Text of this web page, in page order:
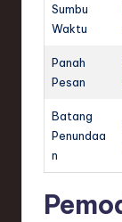
Sumbu
Waktu
Panah
Pesan
Batang
Penundaa
n